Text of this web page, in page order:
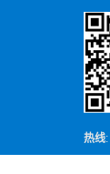
热线: